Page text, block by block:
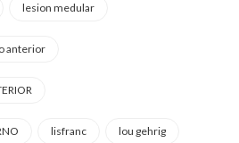
lesion medular
anterior
lisfranc lou gehrig